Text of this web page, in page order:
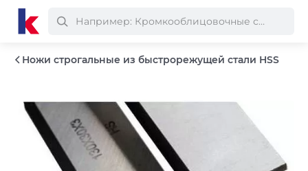
Ножи строгальные из быстрорежущей стали HSS